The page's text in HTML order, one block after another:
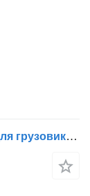
Автономный обогреватель 9701729 для грузовика Mercedes-Benz